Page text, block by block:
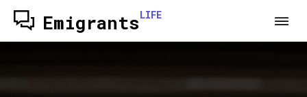
EmigrantsLIFE